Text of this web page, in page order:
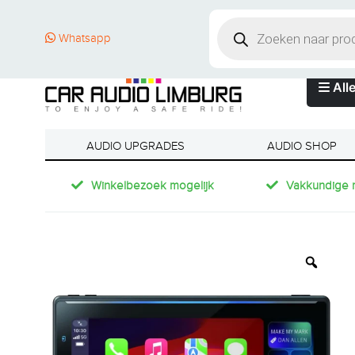
Whatsapp
AUDIO UPGRADES AUDIO SHOP
Winkelbezoek mogelijk Vakkundige